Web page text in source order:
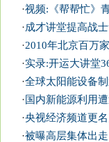
·视频:《帮帮忙》
·成才讲堂提高战
·2010年北京百万
·实录:开运大讲堂
·全球太阳能设备
· 国内新能源利用
·央视经济频道更
·被曝高层集体出